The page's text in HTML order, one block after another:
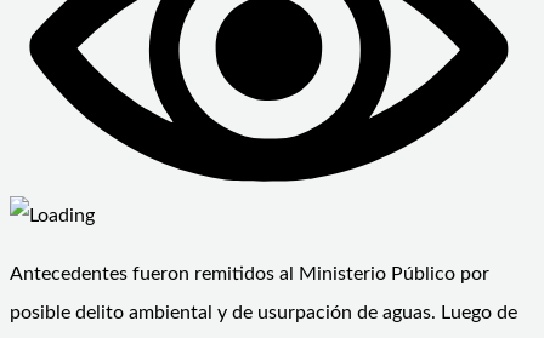
Antecedentes fueron remitidos al Ministerio Público por
posible delito ambiental y de usurpación de aguas. Luego de